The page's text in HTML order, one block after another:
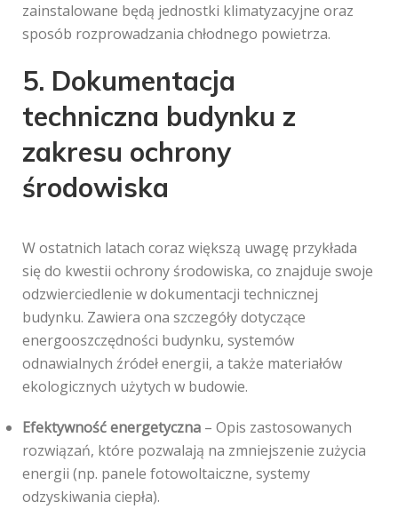
zainstalowane będą jednostki klimatyzacyjne oraz
sposób rozprowadzania chłodnego powietrza.
5. Dokumentacja
techniczna budynku z
zakresu ochrony
środowiska
W ostatnich latach coraz większą uwagę przykłada
się do kwestii ochrony środowiska, co znajduje swoje
odzwierciedlenie w dokumentacji technicznej
budynku. Zawiera ona szczegóły dotyczące
energooszczędności budynku, systemów
odnawialnych źródeł energii, a także materiałów
ekologicznych użytych w budowie.
Efektywność energetyczna – Opis zastosowanych
rozwiązań, które pozwalają na zmniejszenie zużycia
energii (np. panele fotowoltaiczne, systemy
odzyskiwania ciepła).